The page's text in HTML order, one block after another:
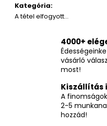
Kategória:
A tétel elfogyott…
4000+
vásárló
most!
Kiszállítás
A
2-5
hozzád!
490
Ft